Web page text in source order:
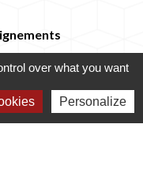
over what you want
Personalize